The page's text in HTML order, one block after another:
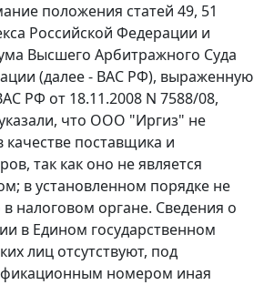
положения статей 49, 51
Российской Федерации и
Высшего Арбитражного Суда
(далее - ВАС РФ), выраженную
РФ от 18.11.2008 N 7588/08,
что ООО "Иргиз" не
поставщика и
так как оно не является
в установленном порядке не
налоговом органе. Сведения о
в Едином государственном
лиц отсутствуют, под
номером иная